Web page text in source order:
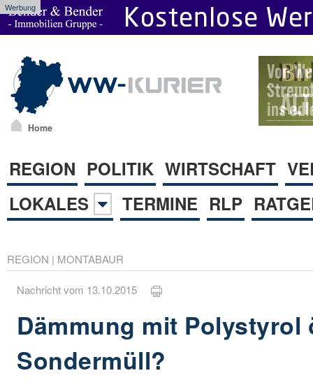
Werbung
Home
REGION POLITIK WIRTSCHAFT
LOKALES
TERMINE RLP
REGION | MONTABAUR
Nachricht vom 13.10.2015
Dämmung mit
Sondermüll?